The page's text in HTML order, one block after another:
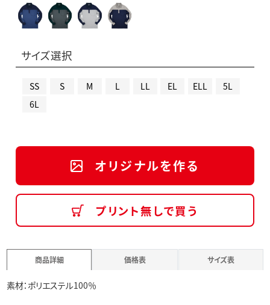
サイズ選択
SS S M L LL EL ELL
5L
6L
オリジナルを作る
プリント無しで買う
商品詳細 価格表 サイズ表
素材：ポリエステル100％